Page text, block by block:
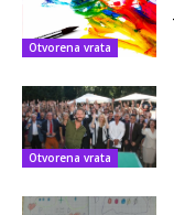
Otvorena vrata
Otvorena vrata